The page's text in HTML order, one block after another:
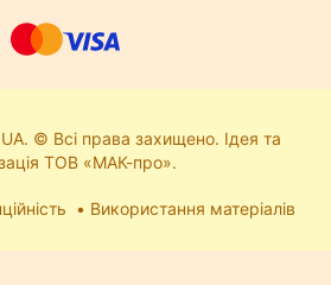
© Всі права захищено. Ідея та
ТОВ «МАК-про».
Використання матеріалів